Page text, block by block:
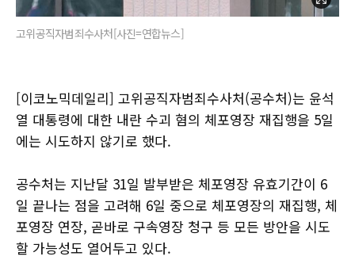
고위공직자범죄수사처[사진=연합뉴스]
[이코노믹데일리] 고위공직자범죄수사처(공수처)는 윤석
열 대통령에 대한 내란 수괴 혐의 체포영장 재집행을 5일
에는 시도하지 않기로 했다.
공수처는 지난달 31일 발부받은 체포영장 유효기간이 6
일 끝나는 점을 고려해 6일 중으로 체포영장의 재집행, 체
포영장 연장, 곧바로 구속영장 청구 등 모든 방안을 시도
할 가능성도 열어두고 있다.